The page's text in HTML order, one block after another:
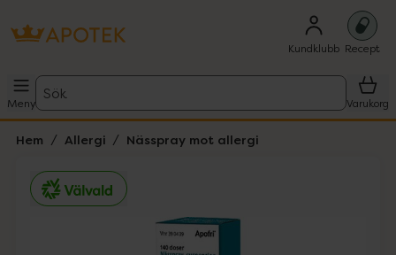
Kundklubb Recept
Meny
Sök
Varukorg
Hem Allergi Nässpray mot allergi
Lista: . Innehåller 1 objekt.